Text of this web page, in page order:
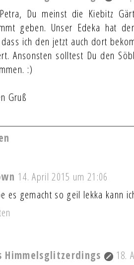
Du meinst die Kiebitz
geben. Unser Edeka hat
ich den jetzt auch dort
Ansonsten solltest Du den
:)
Gruß
14. April 2015 um 21:06
es gemacht so geil lekka kann
Himmelsglitzerdings
18.